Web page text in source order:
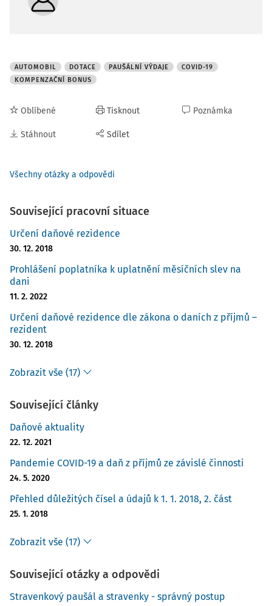
AUTOMOBIL DOTACE PAUŠÁLNÍ VÝDAJE
COVID-19
KOMPENZAČNÍ BONUS
Oblíbené
Stáhnout
Tisknout
Sdílet
Poznámka
Všechny otázky a odpovědi
Související pracovní situace
Určení daňové rezidence
30. 12. 2018
Prohlášení poplatníka k uplatnění měsíčních slev na
dani
11. 2. 2022
Určení daňové rezidence dle zákona o daních z příjmů –
rezident
30. 12. 2018
Zobrazit vše (17)
Související články
Daňové aktuality
22. 12. 2021
Pandemie COVID-19 a daň z příjmů ze závislé činnosti
24. 5. 2020
Přehled důležitých čísel a údajů k 1. 1. 2018, 2. část
25. 1. 2018
Zobrazit vše (17)
Související otázky a odpovědi
Stravenkový paušál a stravenky - správný postup